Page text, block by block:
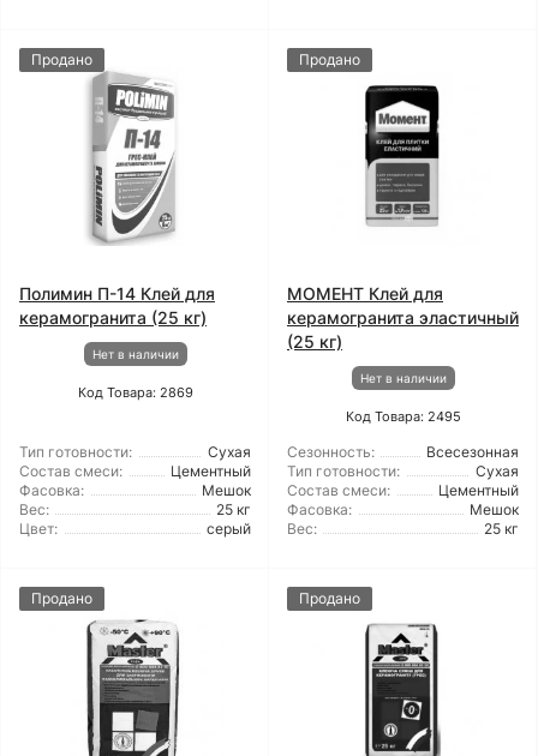
Продано
Полимин П-14 Клей для
керамогранита (25 кг)
Нет в наличии
Код Товара: 2869
Тип готовности:
Сухая
Состав смеси:
Цементный
Фасовка:
Мешок
Вес:
25 кг
Цвет:
серый
Продано
МОМЕНТ Клей для
керамогранита эластичный
(25 кг)
Нет в наличии
Код Товара: 2495
Сезонность:
Всесезонная
Тип готовности:
Сухая
Состав смеси:
Цементный
Фасовка:
Мешок
Вес:
25 кг
Продано Продано